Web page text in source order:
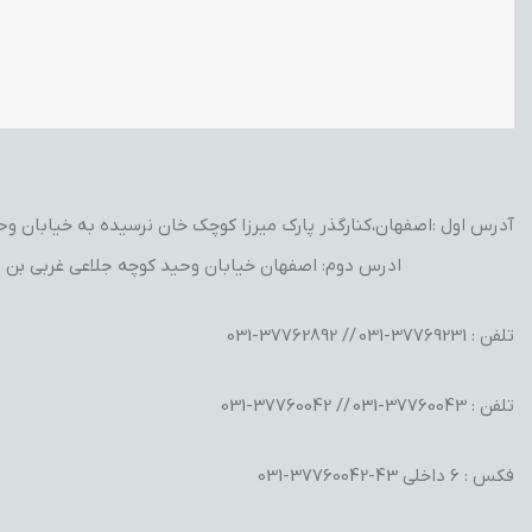
آدرس اول :اصفهان،کنارگذر پارک میرزا کوچک خان نرسیده به خیابان
ادرس دوم: اصفهان خیابان وحید کوچه جلاعی غربی بن
تلفن : 37769231-031 // 37762892-031
تلفن : 37760043-031 // 37760042-031
فکس : 6 داخلی 43-37760042-031